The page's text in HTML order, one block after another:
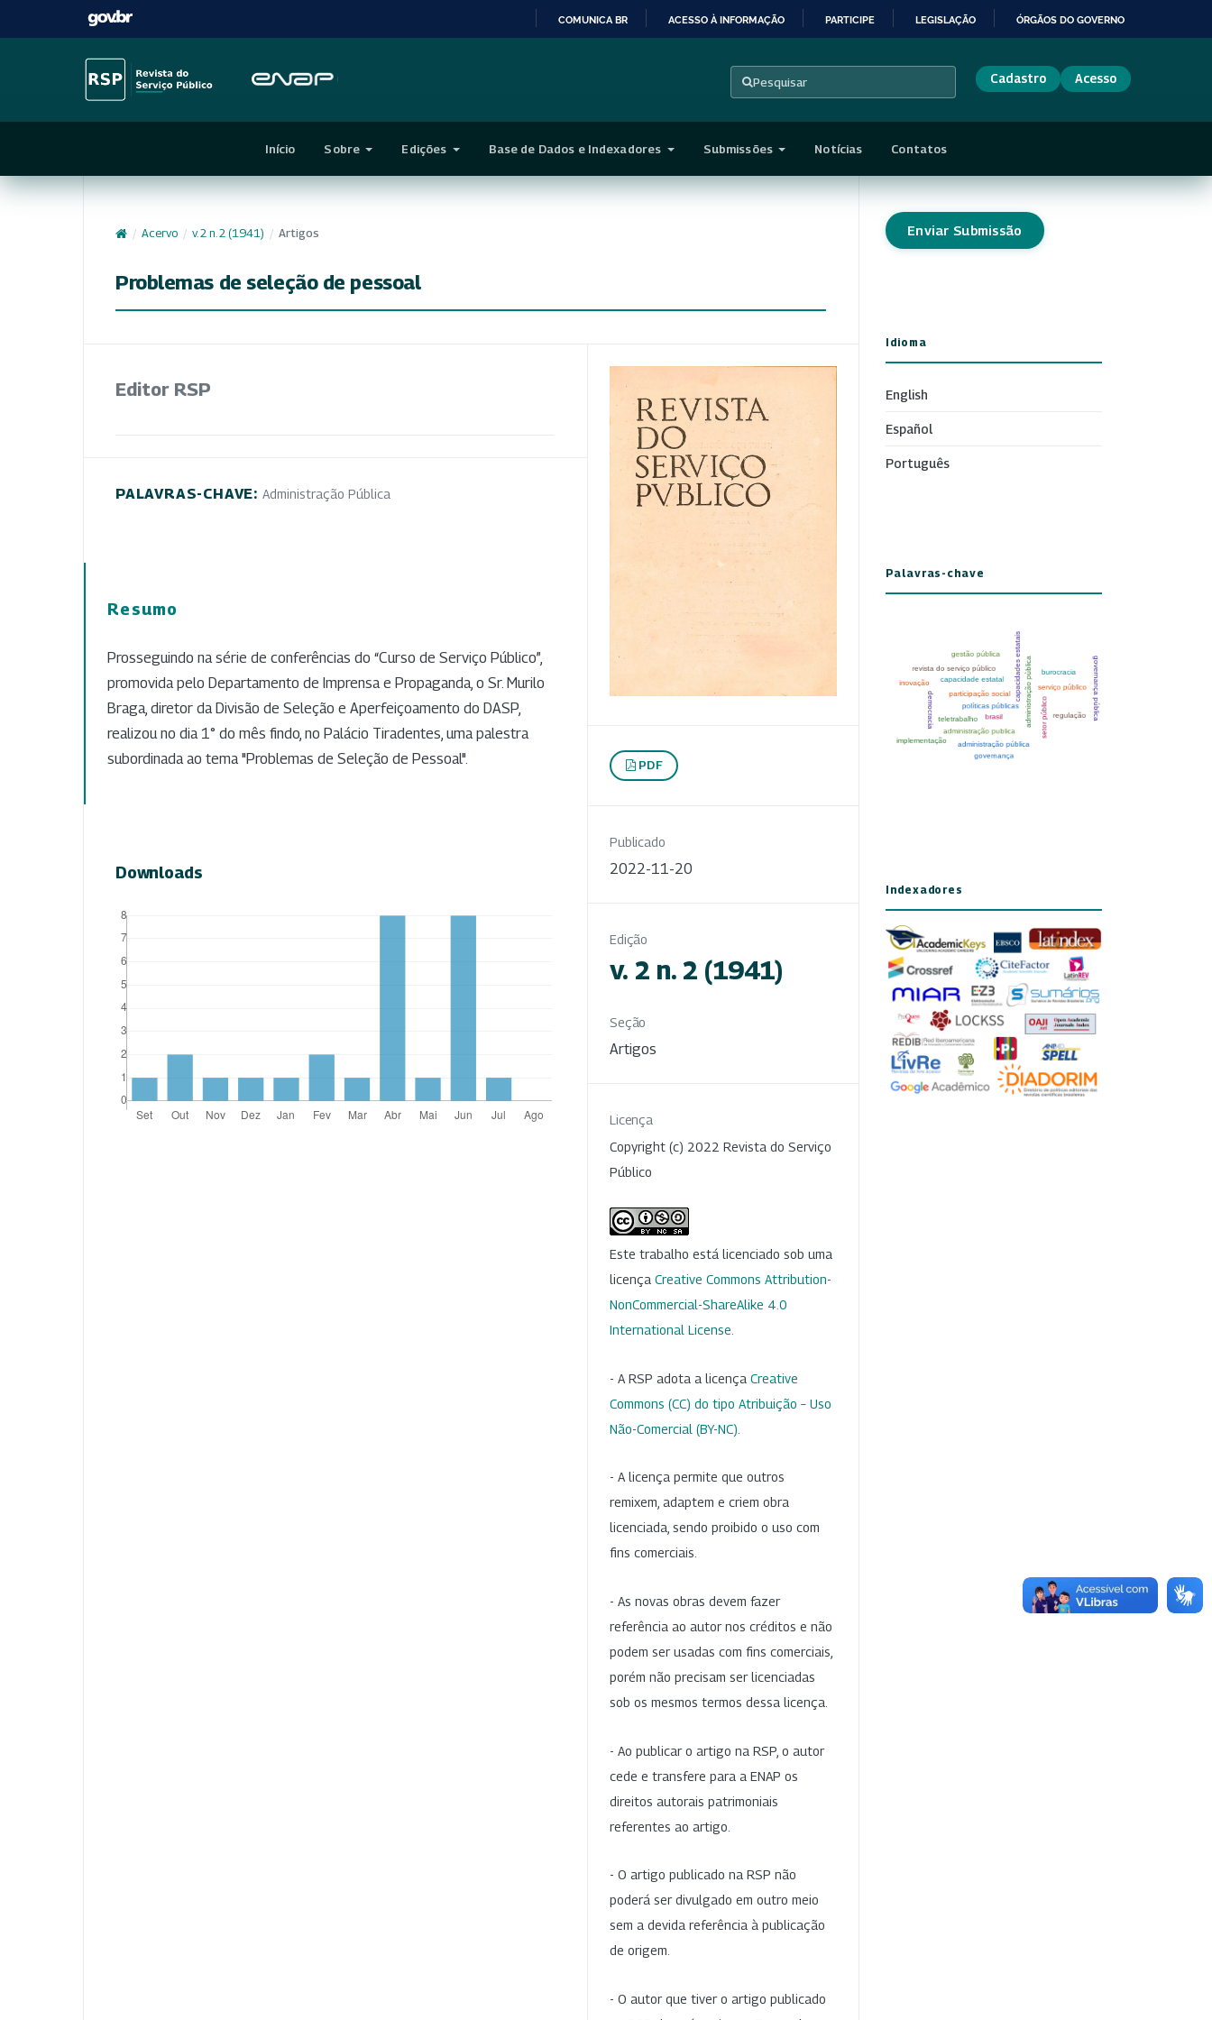
CONTEÚDO
COMUNICA BR ACESSO À INFORMAÇÃO PARTICIPE LEGISLAÇÃO ÓRGÃOS DO GOVERNO
Pesquisar Cadastro Acesso
Início Sobre Edições Base de Dados e Indexadores Submissões Notícias Contatos
/ Acervo / v. 2 n. 2 (1941) / Artigos
Problemas de seleção de pessoal
Editor RSP
PALAVRAS-CHAVE: Administração Pública
Resumo
Prosseguindo na série de conferências do “Curso de Serviço Público”,
promovida pelo Departamento de Imprensa e Propaganda, o Sr. Murilo
Braga, diretor da Divisão de Seleção e Aperfeiçoamento do DASP,
realizou no dia 1° do mês findo, no Palácio Tiradentes, uma palestra
subordinada ao tema "Problemas de Seleção de Pessoal".
Downloads
PDF
Publicado
2022-11-20
Edição
v. 2 n. 2 (1941)
Seção
Artigos
Licença
Copyright (c) 2022 Revista do Serviço
Público
Este trabalho está licenciado sob uma
licença Creative Commons Attribution-
NonCommercial-ShareAlike 4.0
International License
- A RSP adota a licença Creative
Commons (CC) do tipo Atribuição – Uso
Não-Comercial (BY-NC)
- A licença permite que outros
remixem, adaptem e criem obra
licenciada, sendo proibido o uso com
fins comerciais.
- As novas obras devem fazer
referência ao autor nos créditos e não
podem ser usadas com fins comerciais,
porém não precisam ser licenciadas
sob os mesmos termos dessa licença.
- Ao publicar o artigo na RSP, o autor
cede e transfere para a ENAP os
direitos autorais patrimoniais
referentes ao artigo.
- O artigo publicado na RSP não
poderá ser divulgado em outro meio
sem a devida referência à publicação
de origem.
- O autor que tiver o artigo publicado
Enviar Submissão
Idioma
English
Español
Português
Palavras-chave
Indexadores